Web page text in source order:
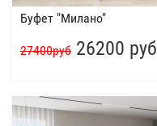
Буфет "Милано"
27400руб 26200 руб